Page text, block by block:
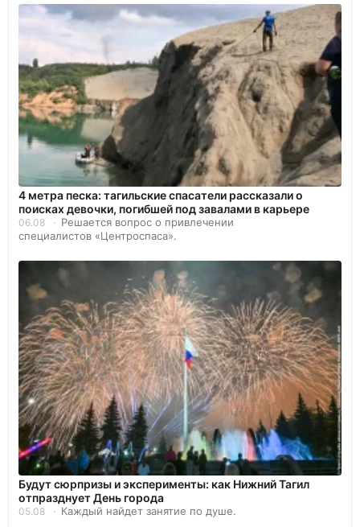
4 метра песка: тагильские спасатели рассказали о
поисках девочки, погибшей под завалами в карьере
06.08
Решается вопрос о привлечении
специалистов «Центроспаса».
Будут сюрпризы и эксперименты: как Нижний Тагил
отпразднует День города
05.08 Каждый найдет занятие по душе.